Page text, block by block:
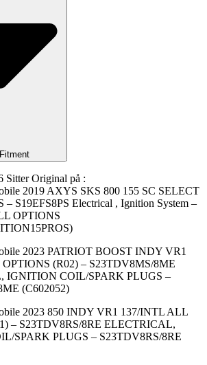
Sitter Original på :
2019 AXYS SKS 800 155 SC SELECT
S19EFS8PS Electrical , Ignition System –
OPTIONS
2023 PATRIOT BOOST INDY VR1
(R02) – S23TDV8MS/8ME
IGNITION COIL/SPARK PLUGS –
(C602052)
2023 850 INDY VR1 137/INTL ALL
– S23TDV8RS/8RE ELECTRICAL,
SPARK PLUGS – S23TDV8RS/8RE